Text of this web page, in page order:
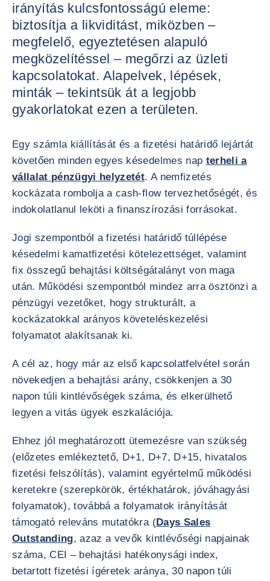
irányítás kulcsfontosságú eleme:
biztosítja a likviditást, miközben –
megfelelő, egyeztetésen alapuló
megközelítéssel – megőrzi az üzleti
kapcsolatokat. Alapelvek, lépések,
minták – tekintsük át a legjobb
gyakorlatokat ezen a területen.
Egy számla kiállítását és a fizetési határidő lejártát
követően minden egyes késedelmes nap terheli a
vállalat pénzügyi helyzetét. A nemfizetés
kockázata rombolja a cash-flow tervezhetőségét, és
indokolatlanul leköti a finanszírozási forrásokat.
Jogi szempontból a fizetési határidő túllépése
késedelmi kamatfizetési kötelezettséget, valamint
fix összegű behajtási költségátalányt von maga
után. Működési szempontból mindez arra ösztönzi a
pénzügyi vezetőket, hogy strukturált, a
kockázatokkal arányos követeléskezelési
folyamatot alakítsanak ki.
A cél az, hogy már az első kapcsolatfelvétel során
növekedjen a behajtási arány, csökkenjen a 30
napon túli kintlévőségek száma, és elkerülhető
legyen a vitás ügyek eszkalációja.
Ehhez jól meghatározott ütemezésre van szükség
(előzetes emlékeztető, D+1, D+7, D+15, hivatalos
fizetési felszólítás), valamint egyértelmű működési
keretekre (szerepkörök, értékhatárok, jóváhagyási
folyamatok), továbbá a folyamatok irányítását
támogató releváns mutatókra (Days Sales
Outstanding, azaz a vevők kintlévőségi napjainak
száma, CEI – behajtási hatékonysági index,
betartott fizetési ígéretek aránya, 30 napon túli